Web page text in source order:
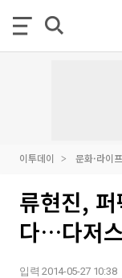
이투데이 문화·라이프
류현진,
다…다저
입력 2014-05-27 10:38